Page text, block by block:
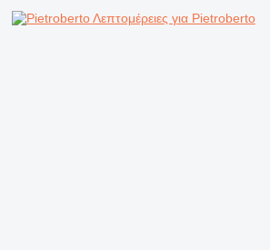
Λεπτομέρειες για Pietroberto